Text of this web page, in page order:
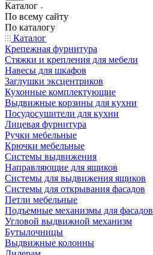
Каталог
По всему сайту
По каталогу
Каталог
Крепежная фурнитура
Стяжки и крепления для мебели
Навесы для шкафов
Заглушки эксцентриков
Кухонные комплектующие
Выдвижные корзины для кухни
Посудосушители для кухни
Лицевая фурнитура
Ручки мебельные
Крючки мебельные
Системы выдвижения
Направляющие для ящиков
Системы для выдвижения ящиков
Системы для открывания фасадов
Петли мебельные
Подъемные механизмы для фасадов
Угловой выдвижной механизм
Бутылочницы
Выдвижные колонны